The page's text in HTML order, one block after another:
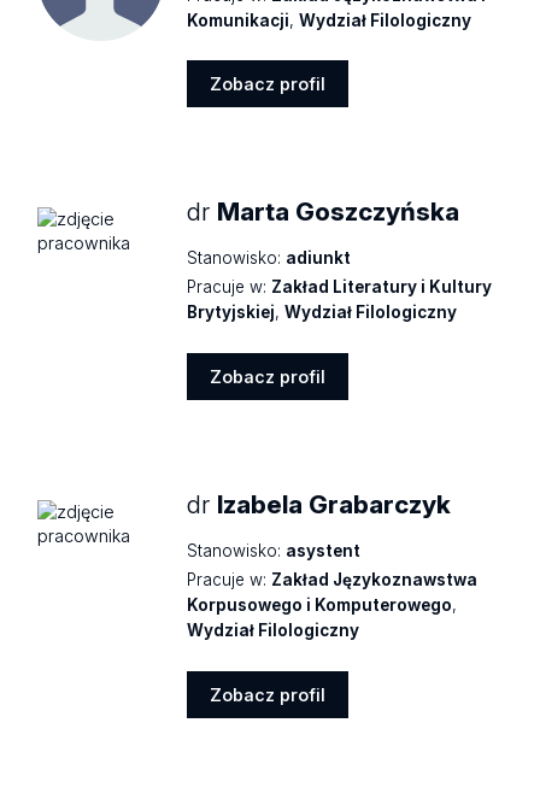
Komunikacji,Wydział Filologiczny
Zobacz profil
dr Marta Goszczyńska
Stanowisko: adiunkt
Pracuje w: Zakład Literatury i Kultury
Brytyjskiej,Wydział Filologiczny
Zobacz profil
dr Izabela Grabarczyk
Stanowisko: asystent
Pracuje w: Zakład Językoznawstwa
Korpusowego i Komputerowego,
Wydział Filologiczny
Zobacz profil